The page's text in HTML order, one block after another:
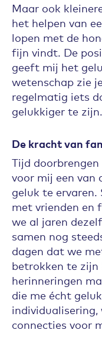
Maar ook
het helpen van
lopen met de
fijn vindt. De
geeft mij het
wetenschap zie
regelmatig iets
gelukkiger te zijn.
De kracht van
Tijd
voor mij een van
geluk te
met vrienden en
we al jaren
samen nog
dagen dat we
betrokken te zijn
herinneringen
die me écht
connecties voor